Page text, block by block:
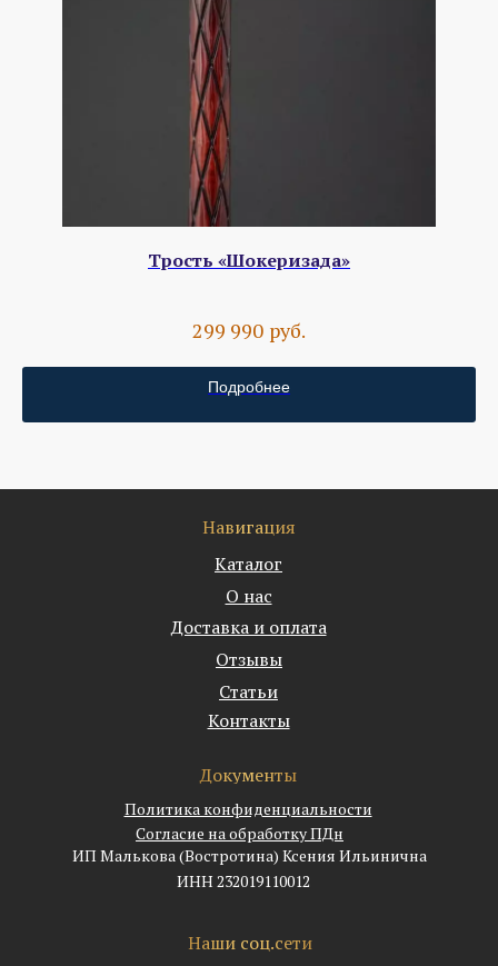
Трость «Шокеризада»
299 990 руб.
Подробнее
Навигация
Каталог
О нас
Доставка и оплата
ИП Малькова (Востротина) Ксения Ильинична
ИНН 232019110012
Политика конфиденциальности
Отзывы
Статьи
Наши соц.сети
Контакты
Документы
Согласие на обработку ПДн